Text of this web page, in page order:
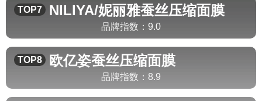
TOP7 NILIYA/妮丽雅蚕丝压缩面膜
品牌指数： 9.0
TOP8 欧亿姿蚕丝压缩面膜
品牌指数： 8.9